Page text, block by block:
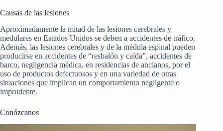
Causas de las lesiones
Aproximadamente la mitad de las lesiones cerebrales y
medulares en Estados Unidos se deben a accidentes de tráfico.
Además, las lesiones cerebrales y de la médula espinal pueden
producirse en accidentes de “resbalón y caída”, accidentes de
barco, negligencia médica, en residencias de ancianos, por el
uso de productos defectuosos y en una variedad de otras
situaciones que implican un comportamiento negligente o
imprudente.
Conózcanos